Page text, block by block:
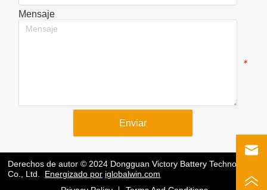
Mensaje
*
Enviar
Derechos de autor © 2024 Dongguan Victory Battery Technology
Co., Ltd.
Energizado por iglobalwin.com